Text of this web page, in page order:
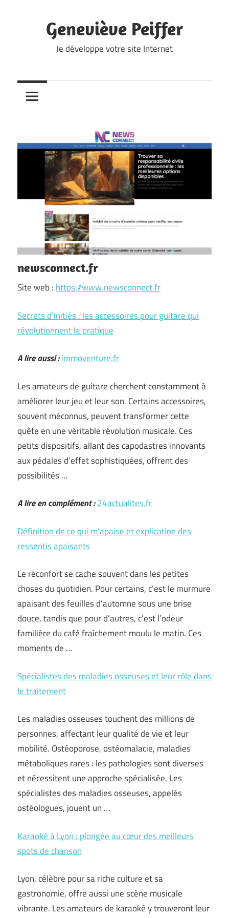
Geneviève Peiffer
Je développe votre site Internet
newsconnect.fr
Site web : https://www.newsconnect.fr
Secrets d’initiés : les accessoires pour guitare qui
révolutionnent la pratique
A lire aussi :immoventure.fr
Les amateurs de guitare cherchent constamment à
améliorer leur jeu et leur son. Certains accessoires,
souvent méconnus, peuvent transformer cette
quête en une véritable révolution musicale. Ces
petits dispositifs, allant des capodastres innovants
aux pédales d’effet sophistiquées, offrent des
possibilités …
A lire en complément :24actualites.fr
Définition de ce qui m’apaise et explication des
ressentis apaisants
Le réconfort se cache souvent dans les petites
choses du quotidien. Pour certains, c’est le murmure
apaisant des feuilles d’automne sous une brise
douce, tandis que pour d’autres, c’est l’odeur
familière du café fraîchement moulu le matin. Ces
moments de …
Spécialistes des maladies osseuses et leur rôle dans
le traitement
Les maladies osseuses touchent des millions de
personnes, affectant leur qualité de vie et leur
mobilité. Ostéoporose, ostéomalacie, maladies
métaboliques rares : les pathologies sont diverses
et nécessitent une approche spécialisée. Les
spécialistes des maladies osseuses, appelés
ostéologues, jouent un …
Karaoké à Lyon : plongée au cœur des meilleurs
spots de chanson
Lyon, célèbre pour sa riche culture et sa
gastronomie, offre aussi une scène musicale
vibrante. Les amateurs de karaoké y trouveront leur